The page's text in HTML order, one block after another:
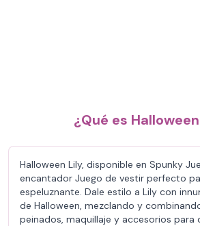
¿Qué es
Halloween Lily, disponible en Spunky
encantador Juego de vestir perfecto
espeluznante. Dale estilo a Lily con
de Halloween, mezclando y
peinados, maquillaje y accesorios para